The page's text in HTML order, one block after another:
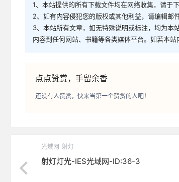
1、本站提供的所有下载文件均在网络收集，请于
2、如有内容侵犯您的版权或其他利益，请编辑邮
3、本站所有文章，如无特殊说明或标注，均为本
内容到任何网站、书籍等各类媒体平台。如若本
点点赞赏，手留余香
还没有人赞赏，快来当第一个赞赏的人吧！
光域网 射灯
射灯灯光-IES光域网-ID:36-3